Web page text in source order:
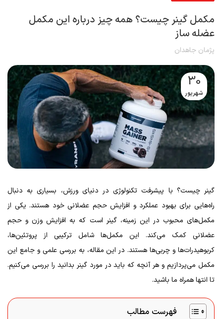
مکمل گینر چیست؟ همه چیز درباره این مکمل
عضله ساز
پژمان جاهدان
30
شهریور
گینر چیست؟ با پیشرفت تکنولوژی در دنیای ورزش، بسیاری به دنبال
راه‌هایی برای بهبود عملکرد و افزایش حجم عضلانی خود هستند. یکی از
مکمل‌های محبوب در این زمینه، گینر است که به افزایش وزن و حجم
عضلانی کمک می‌کند. این مکمل‌ها شامل ترکیبی از پروتئین‌ها،
کربوهیدرات‌ها و چربی‌ها هستند. در این مقاله، به بررسی علمی و جامع این
مکمل می‌پردازیم و هر آنچه که باید در مورد گینر بدانید را بررسی می‌کنیم.
تا انتها همراه ما باشید.
فهرست مطالب